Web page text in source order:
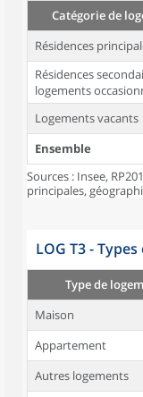
Catégorie de
Résidences
Résidences
logements
Logements vacants
Ensemble
Sources : Insee,
principales,
LOG T3 -
Type de
Maison
Appartement
Autres logements